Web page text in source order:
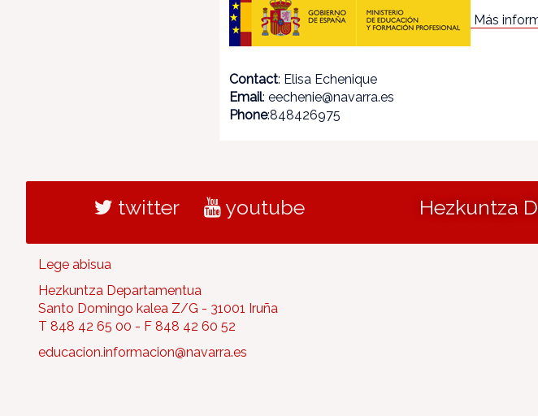
Más
Contact: Elisa Echenique
Email: eechenie@navarra.es
Phone:848426975
twitter youtube Hezkuntza
Lege abisua
Hezkuntza Departamentua
Santo Domingo kalea Z/G - 31001 Iruña
T 848 42 65 00 - F 848 42 60 52
educacion.informacion@navarra.es